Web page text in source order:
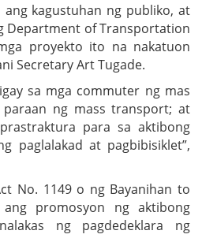
kagustuhan ng publiko, at
Department of Transportation
proyekto ito na nakatuon
Secretary Art Tugade.
sa mga commuter ng mas
ng mass transport; at
para sa aktibong
paglalakad at pagbibisiklet”,
No. 1149 o ng Bayanihan to
promosyon ng aktibong
ng pagdedeklara ng